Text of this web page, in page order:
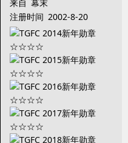
来自 幕末
注册时间 2002-8-20